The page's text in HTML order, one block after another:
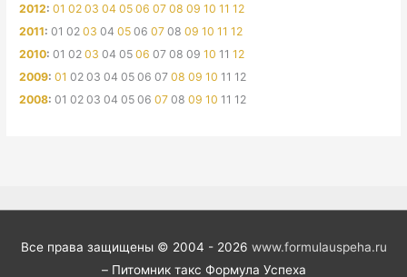
2012:01 02 03 04 05 06 07 08 09 10 11 12
2011:01 02 03 04 05 06 07 08 09 10 11 12
2010:01 02 03 04 05 06 07 08 09 10 11 12
2009:01 02 03 04 05 06 07 08 09 10 11 12
2008:01 02 03 04 05 06 07 08 09 10 11 12
Все права защищены © 2004 - 2026 www.formulauspeha.ru
– Питомник такс Формула Успеха